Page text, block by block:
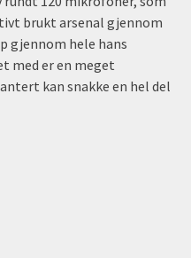
brukt arsenal gjennom
gjennom hele hans
med er en meget
kan snakke en hel del